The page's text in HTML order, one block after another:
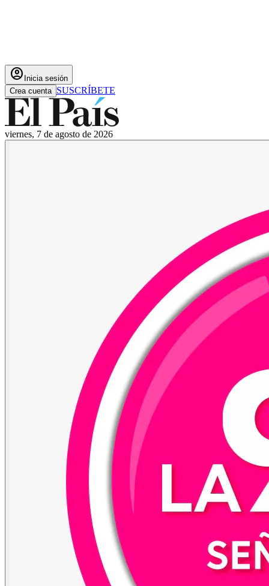
account_circle Inicia sesión
Crea cuenta SUSCRÍBETE
viernes, 7 de agosto de 2026